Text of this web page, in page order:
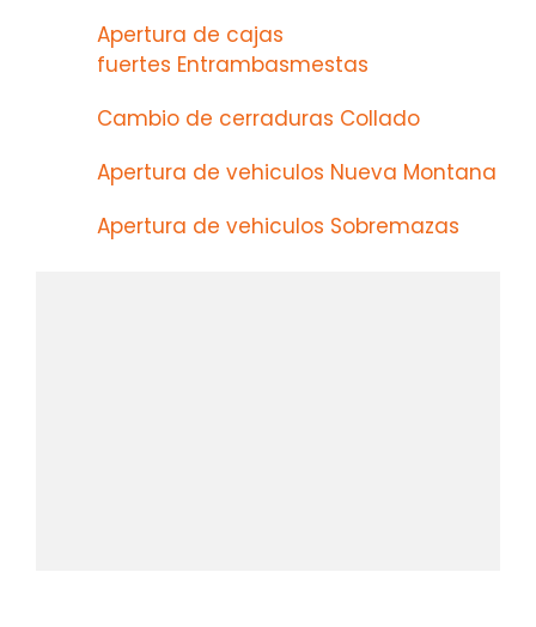
Apertura de cajas
fuertes Entrambasmestas
Cambio de cerraduras Collado
Apertura de vehiculos Nueva Montana
Apertura de vehiculos Sobremazas